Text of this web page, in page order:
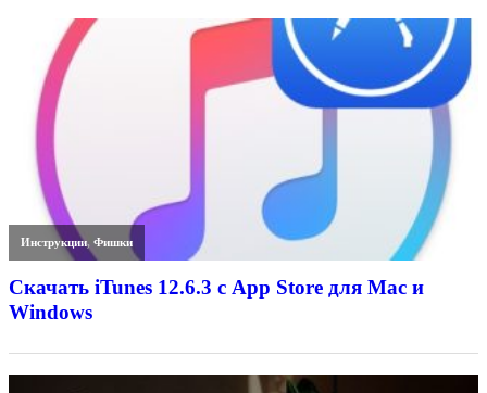
Инструкции,Фишки
Скачать iTunes 12.6.3 с App Store для Mac и
Windows